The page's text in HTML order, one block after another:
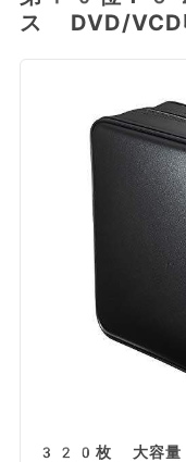
ス DVD/VCD
320枚 大容量